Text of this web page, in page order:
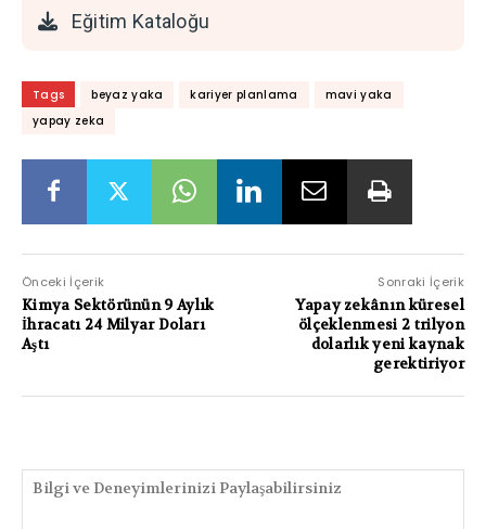
Eğitim Kataloğu
Tags beyaz yaka kariyer planlama
mavi yaka
yapay zeka
Önceki İçerik
Kimya Sektörünün 9 Aylık
İhracatı 24 Milyar Doları
Aştı
Sonraki İçerik
Yapay zekânın küresel
ölçeklenmesi 2 trilyon
dolarlık yeni kaynak
gerektiriyor